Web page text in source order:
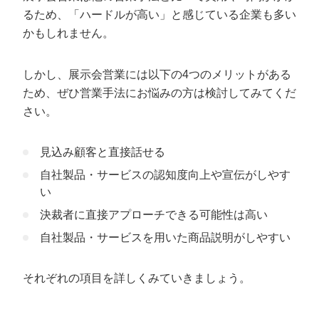
るため、「ハードルが高い」と感じている企業も多い
かもしれません。
しかし、展示会営業には以下の4つのメリットがある
ため、ぜひ営業手法にお悩みの方は検討してみてくだ
さい。
見込み顧客と直接話せる
自社製品・サービスの認知度向上や宣伝がしやす
い
決裁者に直接アプローチできる可能性は高い
自社製品・サービスを用いた商品説明がしやすい
それぞれの項目を詳しくみていきましょう。